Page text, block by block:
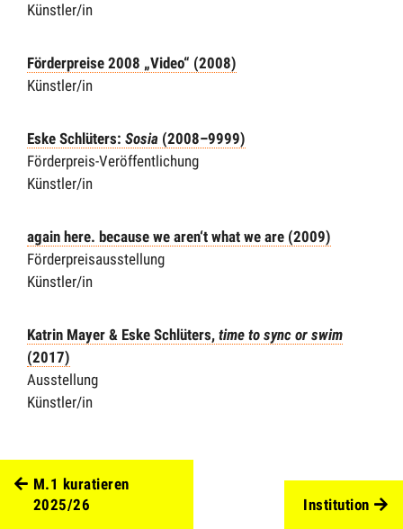
Künstler/in
Förderpreise 2008 „Video“ (2008)
Künstler/in
Eske Schlüters: Sosia (2008–9999)
Förderpreis-Veröffentlichung
Künstler/in
again here. because we aren‘t what we are (2009)
Förderpreisausstellung
Künstler/in
Katrin Mayer & Eske Schlüters, time to sync or swim
(2017)
Ausstellung
Künstler/in
M.1 kuratieren
2025/26
Institution